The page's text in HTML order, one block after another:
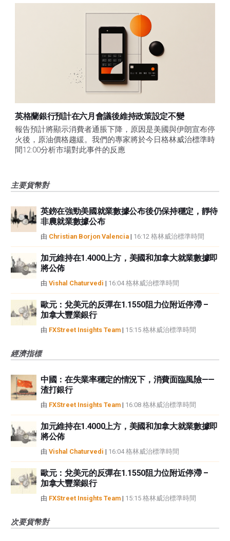
英格蘭銀行預計在六月會議後維持政策設定不變
報告預計將顯示消費者通脹下降，原因是美國與伊朗宣布停
火後，原油價格趨緩。我們的專家將於今日格林威治標準時
間12:00分析市場對此事件的反應
主要貨幣對
英鎊在強勁美國就業數據公布後仍保持穩定，靜待
非農就業數據公布
由 Christian Borjon Valencia | 16:12 格林威治標準時間
加元維持在1.4000上方，美國和加拿大就業數據即
將公佈
由 Vishal Chaturvedi | 16:04 格林威治標準時間
歐元：兌美元的反彈在1.1550阻力位附近停滯 –
加拿大豐業銀行
由 FXStreet Insights Team | 15:15 格林威治標準時間
經濟指標
中國：在失業率穩定的情況下，消費面臨風險——
渣打銀行
由 FXStreet Insights Team | 16:08 格林威治標準時間
加元維持在1.4000上方，美國和加拿大就業數據即
將公佈
由 Vishal Chaturvedi | 16:04 格林威治標準時間
歐元：兌美元的反彈在1.1550阻力位附近停滯 –
加拿大豐業銀行
由 FXStreet Insights Team | 15:15 格林威治標準時間
次要貨幣對